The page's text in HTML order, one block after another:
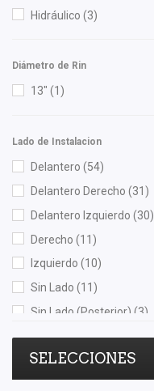
Polar(8)
Rivsa(1)
Rosesnake
RUVILLE(1)
Sachs(2)
Safety
(10)
Shift It
SIMYI
SKF(1)
Speedymexx
SYD
(5)
TMK (1)
TomCo(3)
Hidráulico (3)
Diámetro de Rin
13" (1)
Lado de Instalacion
Delantero (54)
Delantero Derecho (31)
Delantero Izquierdo (30)
Derecho (11)
Izquierdo (10)
Sin Lado (11)
Sin Lado (Posterior) (3)
Trasero(35)
Trasero Derecho (13)
Trasero Izquierdo(12)
SELECCIONES